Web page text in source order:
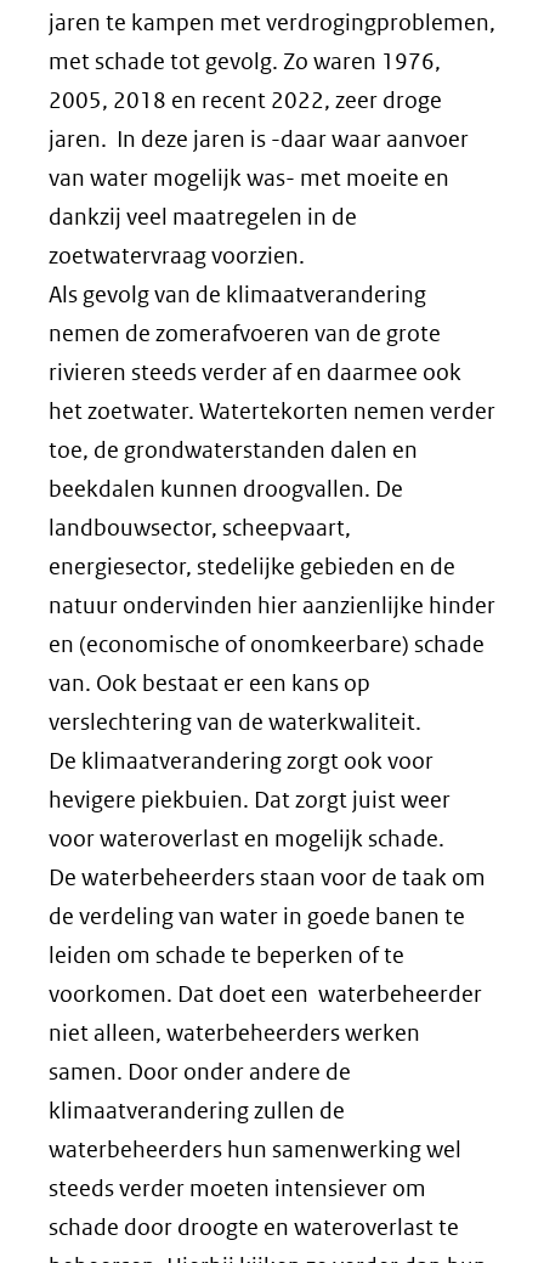
jaren te kampen met verdrogingproblemen,
met schade tot gevolg. Zo waren 1976,
2005, 2018 en recent 2022, zeer droge
jaren. In deze jaren is -daar waar aanvoer
van water mogelijk was- met moeite en
dankzij veel maatregelen in de
zoetwatervraag voorzien.
Als gevolg van de klimaatverandering
nemen de zomerafvoeren van de grote
rivieren steeds verder af en daarmee ook
het zoetwater. Watertekorten nemen verder
toe, de grondwaterstanden dalen en
beekdalen kunnen droogvallen. De
landbouwsector, scheepvaart,
energiesector, stedelijke gebieden en de
natuur ondervinden hier aanzienlijke hinder
en (economische of onomkeerbare) schade
van. Ook bestaat er een kans op
verslechtering van de waterkwaliteit.
De klimaatverandering zorgt ook voor
hevigere piekbuien. Dat zorgt juist weer
voor wateroverlast en mogelijk schade.
De waterbeheerders staan voor de taak om
de verdeling van water in goede banen te
leiden om schade te beperken of te
voorkomen. Dat doet een waterbeheerder
niet alleen, waterbeheerders werken
samen. Door onder andere de
klimaatverandering zullen de
waterbeheerders hun samenwerking wel
steeds verder moeten intensiever om
schade door droogte en wateroverlast te